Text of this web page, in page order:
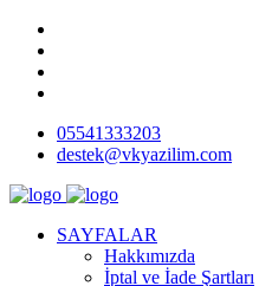
05541333203
destek@vkyazilim.com
SAYFALAR
Hakkımızda
İptal ve İade Şartları